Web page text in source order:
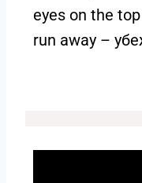
eyes on the
run away –